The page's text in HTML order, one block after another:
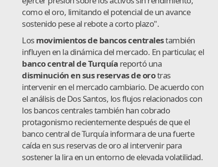
como el oro, limitando el potencial de un avance
sostenido pese al rebote a corto plazo".
Losmovimientos de bancos centralestambién
influyen en la dinámica del mercado. En particular, el
banco central de Turquía reportó una
disminución en sus reservas de orotras
intervenir en el mercado cambiario. De acuerdo con
el análisis de Dos Santos, los flujos relacionados con
los bancos centrales también han cobrado
protagonismo recientemente después de que el
banco central de Turquía informara de una fuerte
caída en sus reservas de oro al intervenir para
sostener la lira en un entorno de elevada volatilidad.